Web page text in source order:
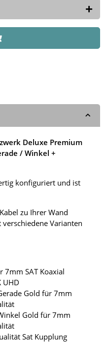
Deluxe Premium
/ Winkel +
konfiguriert und ist
zu Ihrer Wand
verschiedene Varianten
7mm SAT Koaxial
UHD
Gold für 7mm
Gold für 7mm
Sat Kupplung